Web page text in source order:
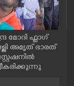
മോദി ഫ്ലാഗ്
അമൃത് ഭാരത്